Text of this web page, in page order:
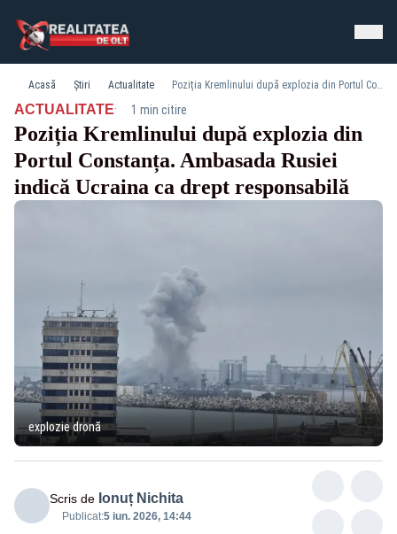
Acasă Știri Actualitate Poziția Kremlinului după explozia din Portul Constanța. Ambasada Rusiei indică Ucraina ca drept responsabilă
ACTUALITATE· 1 min citire
Poziția Kremlinului după explozia din
Portul Constanța. Ambasada Rusiei
indică Ucraina ca drept responsabilă
explozie dronă
Scris de Ionuț Nichita
Publicat:5 iun. 2026, 14:44